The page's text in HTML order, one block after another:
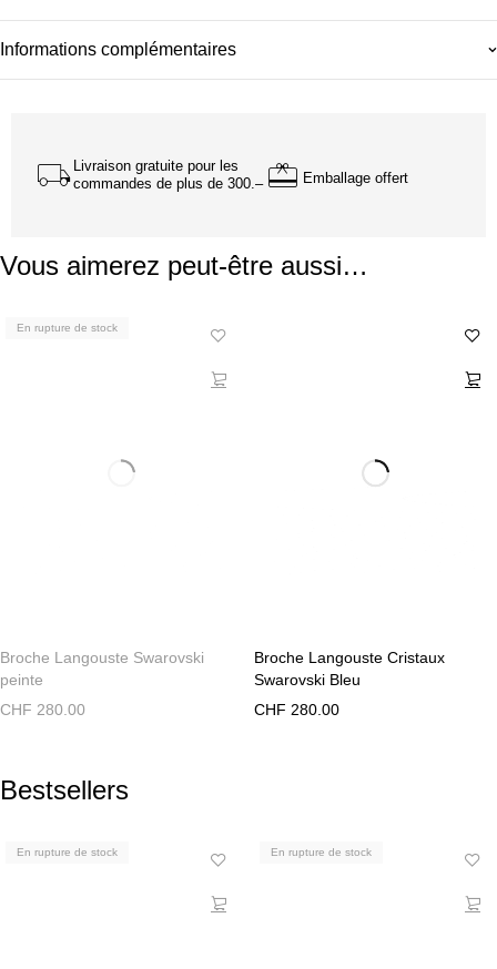
Informations complémentaires
Livraison gratuite pour les
commandes de plus de 300.–
Emballage offert
Vous aimerez peut-être aussi…
En rupture de stock
Broche Langouste Swarovski
peinte
CHF 280.00
Broche Langouste Cristaux
Swarovski Bleu
CHF 280.00
Bestsellers
En rupture de stock En rupture de stock